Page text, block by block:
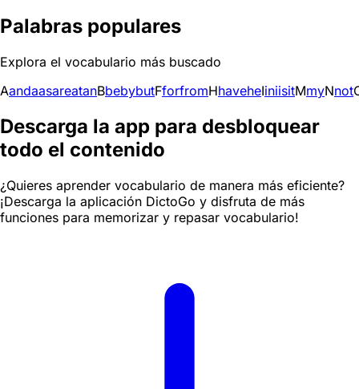
Palabras populares
Explora el vocabulario más buscado
AandaasareatanBbebybutFforfromHhaveheIiniisitMmyNnot
Descarga la app para desbloquear
todo el contenido
¿Quieres aprender vocabulario de manera más eficiente?
¡Descarga la aplicación DictoGo y disfruta de más
funciones para memorizar y repasar vocabulario!